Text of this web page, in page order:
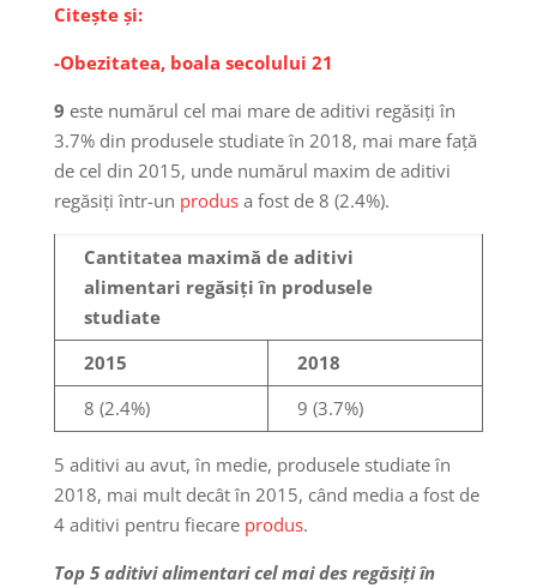
Citește și:
-Obezitatea, boala secolului 21
9 este numărul cel mai mare de aditivi regăsiți în
3.7% din produsele studiate în 2018, mai mare față
de cel din 2015, unde numărul maxim de aditivi
regăsiți într-un produsa fost de 8 (2.4%).
Cantitatea maximă de aditivi
alimentari regăsiți în produsele
studiate
2015
2018
8 (2.4%)
9 (3.7%)
5 aditivi au avut, în medie, produsele studiate în
2018, mai mult decât în 2015, când media a fost de
4 aditivi pentru fiecare produs.
Top 5 aditivi alimentari cel mai des regăsiți în